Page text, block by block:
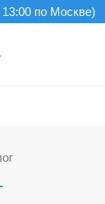
по Москве)